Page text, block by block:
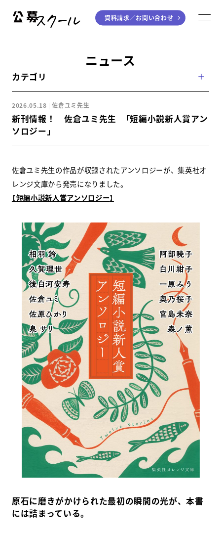
ジャンルから探す
小説
エッセイ
童話
ライティング
音楽（作詞・作曲）
アート・絵本
デジタル講座
入門・実践講座
スクールマガジン
コンセプト
受講の流れ
ニュース
資料請求／ お問い合わせ
資料請求／お問い合わせ
オンライン課題提出
ニュース
カテゴリ
2026.05.18 佐倉ユミ先生
新刊情報！ 佐倉ユミ先生 「短編小説新人賞アン
ソロジー」
佐倉ユミ先生の作品が収録されたアンソロジーが、集英社オ
レンジ文庫から発売になりました。
【短編小説新人賞アンソロジー】
原石に磨きがかけられた最初の瞬間の光が、本書
には詰まっている。